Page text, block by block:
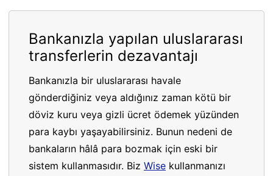
Bankanızla yapılan uluslararası
transferlerin dezavantajı
Bankanızla bir uluslararası havale
gönderdiğiniz veya aldığınız zaman kötü bir
döviz kuru veya gizli ücret ödemek yüzünden
para kaybı yaşayabilirsiniz. Bunun nedeni de
bankaların hâlâ para bozmak için eski bir
sistem kullanmasıdır. Biz Wise kullanmanızı